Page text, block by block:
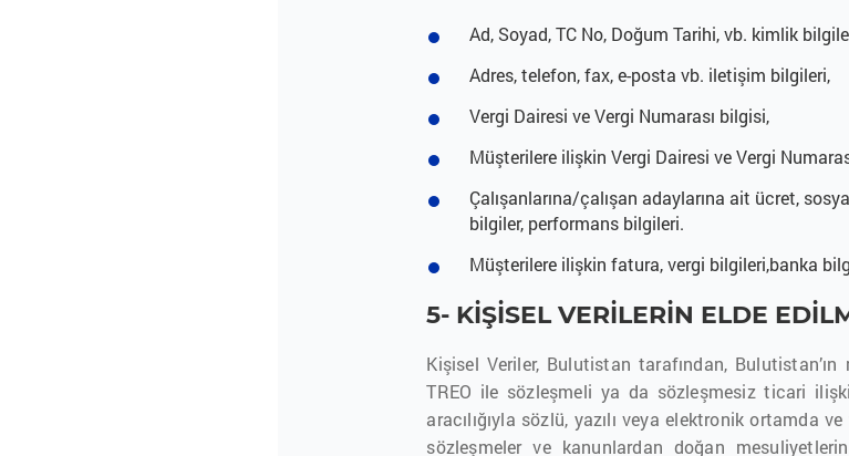
Ad, Soyad, TC No, Doğum Tarihi, vb. kimlik
Adres, telefon, fax, e-posta vb. iletişim bilgileri,
Vergi Dairesi ve Vergi Numarası bilgisi,
Müşterilere ilişkin Vergi Dairesi ve Vergi
Çalışanlarına/çalışan adaylarına ait ücret,
bilgiler, performans bilgileri.
Müşterilere ilişkin fatura, vergi bilgileri,banka
5- KİŞİSEL VERİLERİN ELDE
Kişisel Veriler, Bulutistan tarafından,
TREO ile sözleşmeli ya da sözleşmesiz ticari
aracılığıyla sözlü, yazılı veya elektronik ortamda
sözleşmeler ve kanunlardan doğan